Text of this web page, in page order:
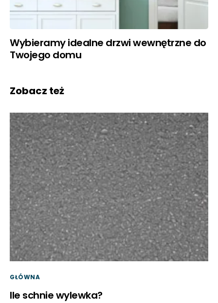
Wybieramy idealne drzwi wewnętrzne do
Twojego domu
Zobacz też
GŁÓWNA
Ile schnie wylewka?